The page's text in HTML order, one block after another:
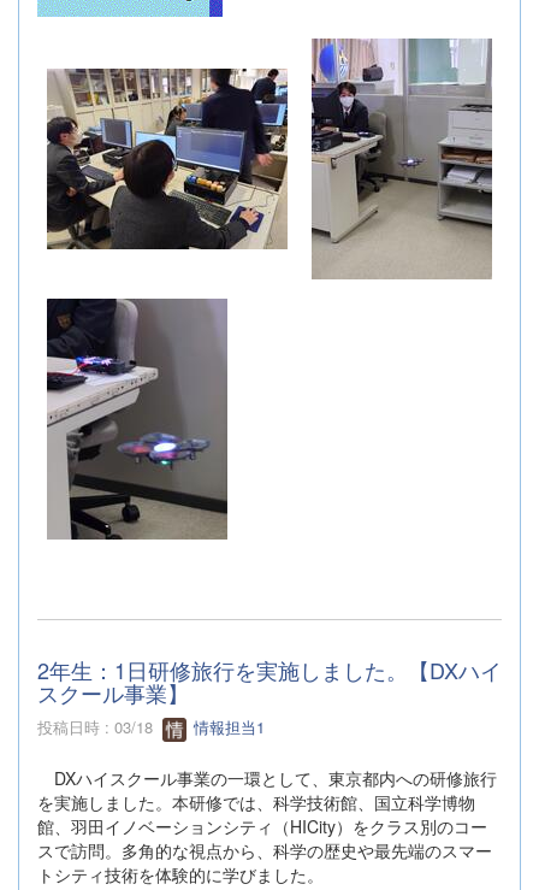
2年生：1日研修旅行を実施しました。【DXハイ
スクール事業】
投稿日時 : 03/18 情報担当1
DXハイスクール事業の一環として、東京都内への研修旅行
を実施しました。本研修では、科学技術館、国立科学博物
館、羽田イノベーションシティ（HICity）をクラス別のコー
スで訪問。多角的な視点から、科学の歴史や最先端のスマー
トシティ技術を体験的に学びました。